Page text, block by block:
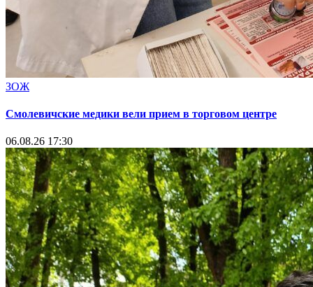
ЗОЖ
Смолевичские медики вели прием в торговом центре
06.08.26 17:30